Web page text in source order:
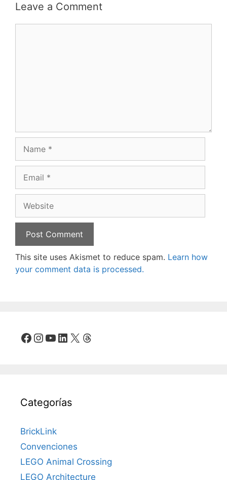
Leave a Comment
This site uses Akismet to reduce spam. Learn how
your comment data is processed.
Facebook
Instagram
YouTube
LinkedIn
X Threads
Categorías
BrickLink
Convenciones
LEGO Animal Crossing
LEGO Architecture